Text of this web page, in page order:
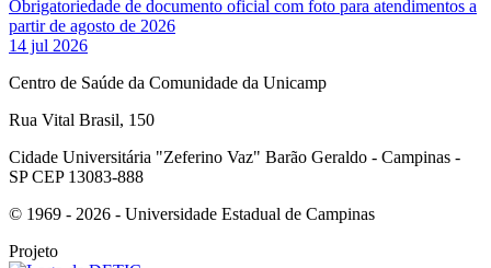
Obrigatoriedade de documento oficial com foto para atendimentos a
partir de agosto de 2026
14 jul 2026
Centro de Saúde da Comunidade da Unicamp
Rua Vital Brasil, 150
Cidade Universitária "Zeferino Vaz" Barão Geraldo - Campinas -
SP CEP 13083-888
© 1969 - 2026 - Universidade Estadual de Campinas
Projeto